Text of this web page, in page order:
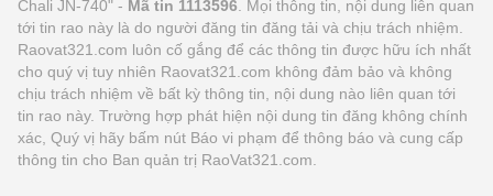
Chali JN-740" - Mã tin 1113596 . Mọi thông tin, nội dung liên quan
tới tin rao này là do người đăng tin đăng tải và chịu trách nhiệm.
Raovat321.com luôn cố gắng để các thông tin được hữu ích nhất
cho quý vị tuy nhiên Raovat321.com không đảm bảo và không
chịu trách nhiệm về bất kỳ thông tin, nội dung nào liên quan tới
tin rao này. Trường hợp phát hiện nội dung tin đăng không chính
xác, Quý vị hãy bấm nút Báo vi phạm để thông báo và cung cấp
thông tin cho Ban quản trị RaoVat321.com.